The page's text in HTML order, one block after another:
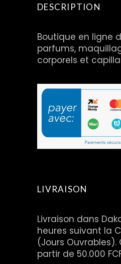
DESCRIPTION
Boutique en ligne
parfums,
corporels et
LIVRAISON
Livraison dans
heures suivant la
(Jours
partir de 50.000